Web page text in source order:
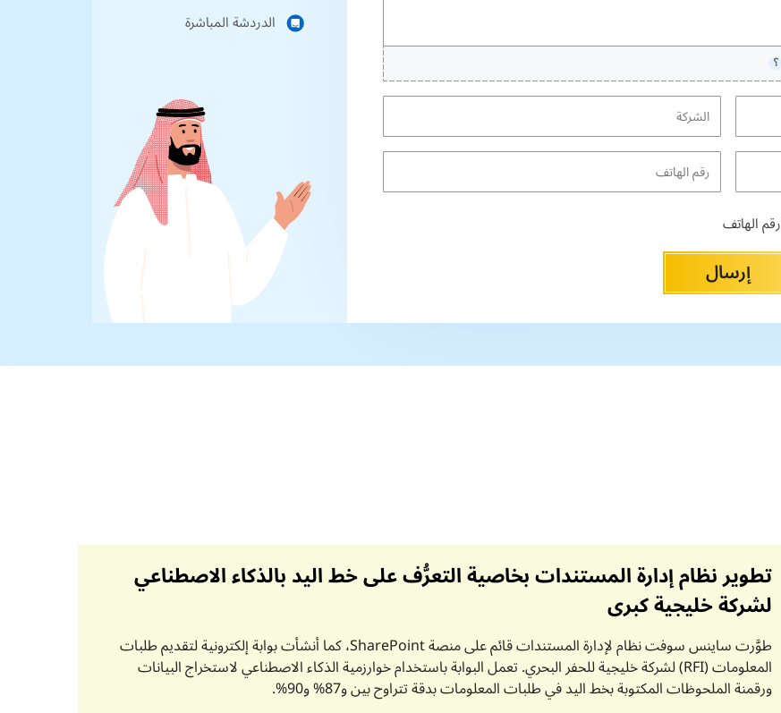
⸮
رقم الهاتف
إرسال
الدردشة المباشرة
تطوير نظام إدارة المستندات بخاصية التعرُّف على خط اليد بالذكاء الاصطناعي
لشركة خليجية كبرى
طوَّرت ساينس سوفت نظام لإدارة المستندات قائم على منصة SharePoint، كما أنشأت بوابة إلكترونية لتقديم طلبات
المعلومات (RFI) لشركة خليجية للحفر البحري. تعمل البوابة باستخدام خوارزمية الذكاء الاصطناعي لاستخراج البيانات
ورقمنة الملحوظات المكتوبة بخط اليد في طلبات المعلومات بدقة تتراوح بين و87% و90%.